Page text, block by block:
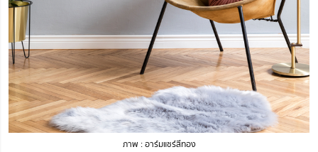
ภาพ : อาร์มแชร์สีทอง